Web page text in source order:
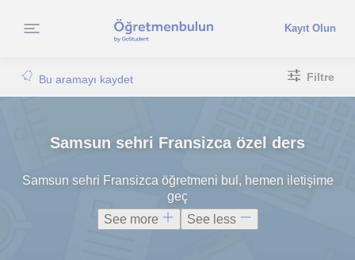
Kayıt Olun
Bu aramayı kaydet Filtre
Samsun sehri Fransizca özel ders
Samsun sehri Fransizca öğretmeni bul, hemen iletişime
geç
See more
See less